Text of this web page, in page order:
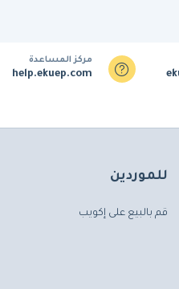
مركز المساعدة
help.ekuep.com
للموردين
قم بالبيع على إكويب